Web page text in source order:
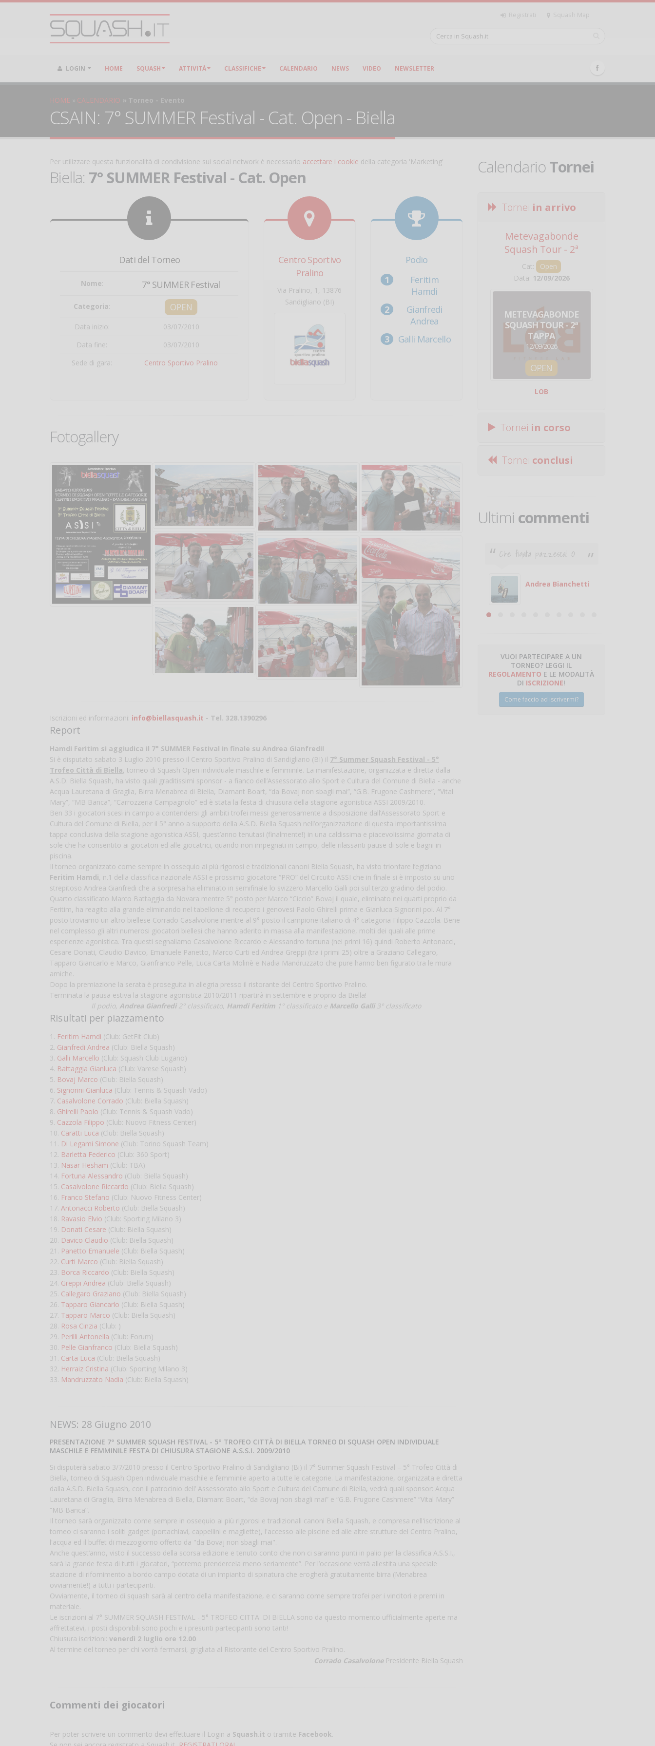
Registrati Squash Map
LOGIN HOME SQUASH ATTIVITÀ CLASSIFICHE CALENDARIO NEWS VIDEO NEWSLETTER
HOME CALENDARIO Torneo - Evento
CSAIN: 7° SUMMER Festival - Cat. Open - Biella
Per utilizzare questa funzionalità di condivisione sui social network è necessario accettare i cookie della categoria 'Marketing'
Biella: 7° SUMMER Festival - Cat. Open
Dati del Torneo
Nome: 7° SUMMER Festival
Categoria: OPEN
Data inizio:
03/07/2010
Data fine:
03/07/2010
Sede di gara:
Centro Sportivo Pralino
Centro Sportivo
Pralino
Via Pralino, 1, 13876
Sandigliano (BI)
Podio
Feritim
Hamdi
Gianfredi
Andrea
Galli Marcello
Fotogallery
Iscrizioni ed informazioni: info@biellasquash.it - Tel. 328.1390296
Report
Hamdi Feritim si aggiudica il 7° SUMMER Festival in finale su Andrea Gianfredi!
Si è disputato sabato 3 Luglio 2010 presso il Centro Sportivo Pralino di Sandigliano (BI) il 7° Summer Squash Festival - 5°
Trofeo Città di Biella, torneo di Squash Open individuale maschile e femminile. La manifestazione, organizzata e diretta dalla
A.S.D. Biella Squash, ha visto quali graditissimi sponsor - a fianco dell’Assessorato allo Sport e Cultura del Comune di Biella - anche
Acqua Lauretana di Graglia, Birra Menabrea di Biella, Diamant Boart, “da Bovaj non sbagli mai”, “G.B. Frugone Cashmere”, “Vital
Mary”, “MB Banca”, “Carrozzeria Campagnolo” ed è stata la festa di chiusura della stagione agonistica ASSI 2009/2010.
Ben 33 i giocatori scesi in campo a contendersi gli ambiti trofei messi generosamente a disposizione dall’Assessorato Sport e
Cultura del Comune di Biella, per il 5° anno a supporto della A.S.D. Biella Squash nell’organizzazione di questa importantissima
tappa conclusiva della stagione agonistica ASSI, quest’anno tenutasi (finalmente!) in una caldissima e piacevolissima giornata di
sole che ha consentito ai giocatori ed alle giocatrici, quando non impegnati in campo, delle rilassanti pause di sole e bagni in
piscina.
Il torneo organizzato come sempre in ossequio ai più rigorosi e tradizionali canoni Biella Squash, ha visto trionfare l’egiziano
Feritim Hamdi, n.1 della classifica nazionale ASSI e prossimo giocatore “PRO” del Circuito ASSI che in finale si è imposto su uno
strepitoso Andrea Gianfredi che a sorpresa ha eliminato in semifinale lo svizzero Marcello Galli poi sul terzo gradino del podio.
Quarto classificato Marco Battaggia da Novara mentre 5° posto per Marco “Ciccio” Bovaj il quale, eliminato nei quarti proprio da
Feritim, ha reagito alla grande eliminando nel tabellone di recupero i genovesi Paolo Ghirelli prima e Gianluca Signorini poi. Al 7°
posto troviamo un altro biellese Corrado Casalvolone mentre al 9° posto il campione italiano di 4° categoria Filippo Cazzola. Bene
nel complesso gli altri numerosi giocatori biellesi che hanno aderito in massa alla manifestazione, molti dei quali alle prime
esperienze agonistica. Tra questi segnaliamo Casalvolone Riccardo e Alessandro fortuna (nei primi 16) quindi Roberto Antonacci,
Cesare Donati, Claudio Davico, Emanuele Panetto, Marco Curti ed Andrea Greppi (tra i primi 25) oltre a Graziano Callegaro,
Tapparo Giancarlo e Marco, Gianfranco Pelle, Luca Carta Molinè e Nadia Mandruzzato che pure hanno ben figurato tra le mura
amiche.
Dopo la premiazione la serata è proseguita in allegria presso il ristorante del Centro Sportivo Pralino.
Terminata la pausa estiva la stagione agonistica 2010/2011 ripartirà in settembre e proprio da Biella!
Il podio,Andrea Gianfredi2° classificato, Hamdi Feritim 1° classificato e Marcello Galli3° classificato
Risultati per piazzamento
1. Feritim Hamdi (Club: GetFit Club)
2. Gianfredi Andrea (Club: Biella Squash)
3. Galli Marcello (Club: Squash Club Lugano)
4. Battaggia Gianluca (Club: Varese Squash)
5. Bovaj Marco (Club: Biella Squash)
6. Signorini Gianluca (Club: Tennis & Squash Vado)
7. Casalvolone Corrado (Club: Biella Squash)
8. Ghirelli Paolo (Club: Tennis & Squash Vado)
9. Cazzola Filippo (Club: Nuovo Fitness Center)
10. Caratti Luca (Club: Biella Squash)
11. Di Legami Simone (Club: Torino Squash Team)
12. Barletta Federico (Club: 360 Sport)
13. Nasar Hesham (Club: TBA)
14. Fortuna Alessandro (Club: Biella Squash)
15. Casalvolone Riccardo (Club: Biella Squash)
16. Franco Stefano (Club: Nuovo Fitness Center)
17. Antonacci Roberto (Club: Biella Squash)
18. Ravasio Elvio (Club: Sporting Milano 3)
19. Donati Cesare (Club: Biella Squash)
20. Davico Claudio (Club: Biella Squash)
21. Panetto Emanuele (Club: Biella Squash)
22. Curti Marco (Club: Biella Squash)
23. Borca Riccardo (Club: Biella Squash)
24. Greppi Andrea (Club: Biella Squash)
25. Callegaro Graziano (Club: Biella Squash)
26. Tapparo Giancarlo (Club: Biella Squash)
27. Tapparo Marco (Club: Biella Squash)
28. Rosa Cinzia (Club: )
29. Perilli Antonella (Club: Forum)
30. Pelle Gianfranco (Club: Biella Squash)
31. Carta Luca (Club: Biella Squash)
32. Herraiz Cristina (Club: Sporting Milano 3)
33. Mandruzzato Nadia (Club: Biella Squash)
NEWS: 28 Giugno 2010
PRESENTAZIONE 7° SUMMER SQUASH FESTIVAL - 5° TROFEO CITTÀ DI BIELLA TORNEO DI SQUASH OPEN INDIVIDUALE
MASCHILE E FEMMINILE FESTA DI CHIUSURA STAGIONE A.S.S.I. 2009/2010
Si disputerà sabato 3/7/2010 presso il Centro Sportivo Pralino di Sandigliano (Bi) il 7° Summer Squash Festival – 5° Trofeo Città di
Biella, torneo di Squash Open individuale maschile e femminile aperto a tutte le categorie. La manifestazione, organizzata e diretta
dalla A.S.D. Biella Squash, con il patrocinio dell’ Assessorato allo Sport e Cultura del Comune di Biella, vedrà quali sponsor: Acqua
Lauretana di Graglia, Birra Menabrea di Biella, Diamant Boart, “da Bovaj non sbagli mai” e “G.B. Frugone Cashmere” “Vital Mary”
“MB Banca”.
Il torneo sarà organizzato come sempre in ossequio ai più rigorosi e tradizionali canoni Biella Squash, e compresa nell'iscrizione al
torneo ci saranno i soliti gadget (portachiavi, cappellini e magliette), l'accesso alle piscine ed alle altre strutture del Centro Pralino,
l'acqua ed il buffet di mezzogiorno offerto da "da Bovaj non sbagli mai".
Anche quest’anno, visto il successo della scorsa edizione e tenuto conto che non ci saranno punti in palio per la classifica A.S.S.I.,
sarà la grande festa di tutti i giocatori, “potremo prendercela meno seriamente”. Per l’occasione verrà allestita una speciale
stazione di rifornimento a bordo campo dotata di un impianto di spinatura che erogherà gratuitamente birra (Menabrea
ovviamente!) a tutti i partecipanti.
Ovviamente, il torneo di squash sarà al centro della manifestazione, e ci saranno come sempre trofei per i vincitori e premi in
materiale.
Le iscrizioni al 7° SUMMER SQUASH FESTIVAL - 5° TROFEO CITTA' DI BIELLA sono da questo momento ufficialmente aperte ma
affrettatevi, i posti disponibili sono pochi e i presunti partecipanti sono tanti!
Chiusura iscrizioni: venerdì 2 luglio ore 12.00
Al termine del torneo per chi vorrà fermarsi, grigliata al Ristorante del Centro Sportivo Pralino.
Corrado CasalvolonePresidente Biella Squash
Commenti dei giocatori
Per poter scrivere un commento devi effettuare il Login a Squash.it o tramite Facebook.
CalendarioTornei
Tornei in arrivo
Metevagabonde
Squash Tour - 2ª
Tappa
Cat:
Open
Data: 12/09/2026
METEVAGABONDE
SQUASH TOUR - 2ª
TAPPA
12/09/2026
OPEN
LOB
Tornei in corso
Tornei conclusi
Ultimi commenti
Salve,
come fare per prenotare
il campo per giocare con
un mio amico?
Devo chiamare il numero
telefonico o si può fare
online?
Grazie
Che figata pazzesca! :O
Andrea Bianchetti
VUOI PARTECIPARE A UN
TORNEO? LEGGI IL
REGOLAMENTO E LE MODALITÀ
DI ISCRIZIONE!
Come faccio ad iscrivermi?